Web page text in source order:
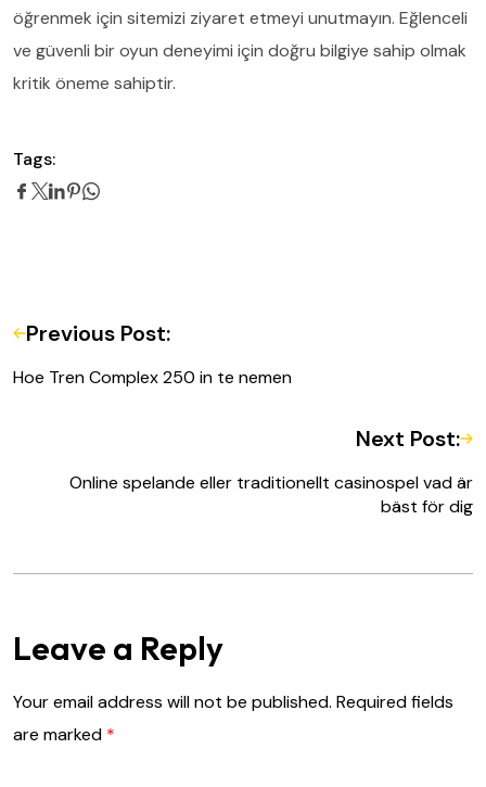
öğrenmek için sitemizi ziyaret etmeyi unutmayın. Eğlenceli
ve güvenli bir oyun deneyimi için doğru bilgiye sahip olmak
kritik öneme sahiptir.
Tags:
Previous Post:
Hoe Tren Complex 250 in te nemen
Next Post:
Online spelande eller traditionellt casinospel vad är
bäst för dig
Leave a Reply
Your email address will not be published. Required fields
are marked *